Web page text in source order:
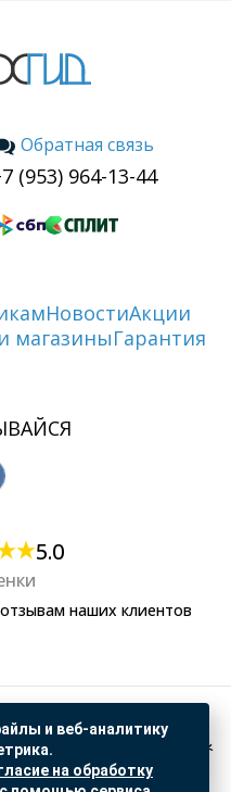
Обратная связь
(953) 964-13-44
НовостиАкции
магазиныГарантия
5.0
наших клиентов
данных
Яндекс Метрика
Предложение не является публичной
и веб-аналитику
на обработку